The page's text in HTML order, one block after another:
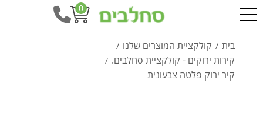
0
בית / קולקציית המוצרים שלנו /
קירות ירוקים - קולקציית סחלבים. /
קיר ירוק פלטה צבעונית